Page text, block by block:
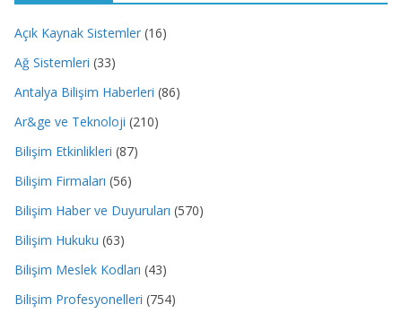
Açık Kaynak Sistemler (16)
Ağ Sistemleri (33)
Antalya Bilişim Haberleri (86)
Ar&ge ve Teknoloji (210)
Bilişim Etkinlikleri (87)
Bilişim Firmaları (56)
Bilişim Haber ve Duyuruları (570)
Bilişim Hukuku (63)
Bilişim Meslek Kodları (43)
Bilişim Profesyonelleri (754)